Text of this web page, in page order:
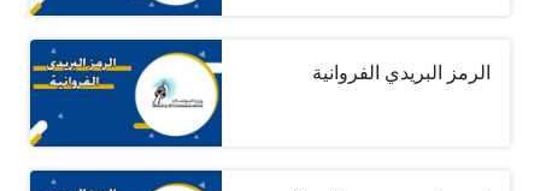
الرمز البريدي الفروانية